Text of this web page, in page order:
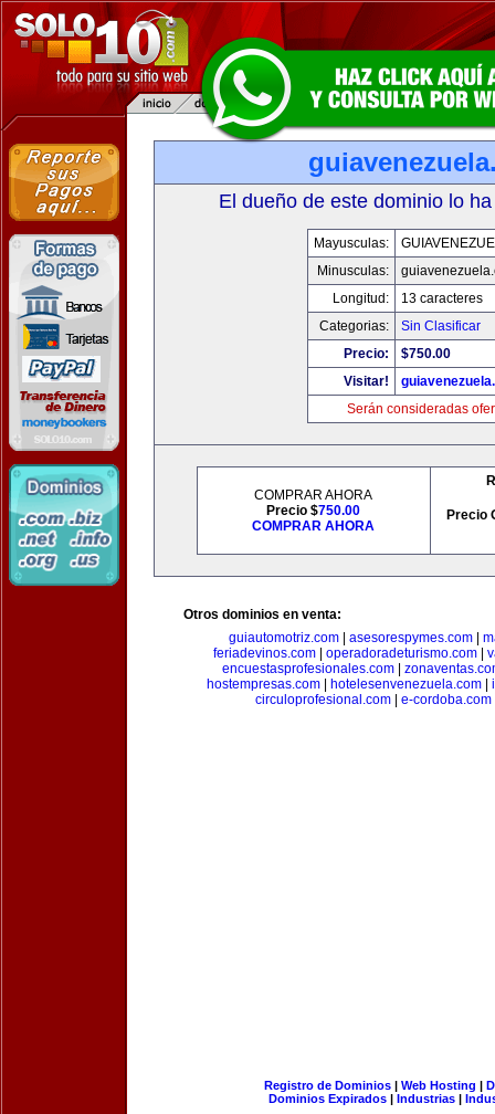
El dueño de este dominio lo
Mayusculas:
Minusculas:
Longitud:
13 caracteres
Categorias:
Sin Clasificar
Precio:
$750.00
Visitar!
Serán consideradas
COMPRAR AHORA
Precio $750.00
COMPRAR AHORA
Precio
Otros dominios en venta:
guiautomotriz.com
asesorespymes.com
feriadevinos.com
operadoradeturismo.com
encuestasprofesionales.com
hostempresas.com
hotelesenvenezuela.com
circuloprofesional.com| e-cordoba.com
Registro de Dominios| Web Hosting |
Dominios Expirados | Industrias |